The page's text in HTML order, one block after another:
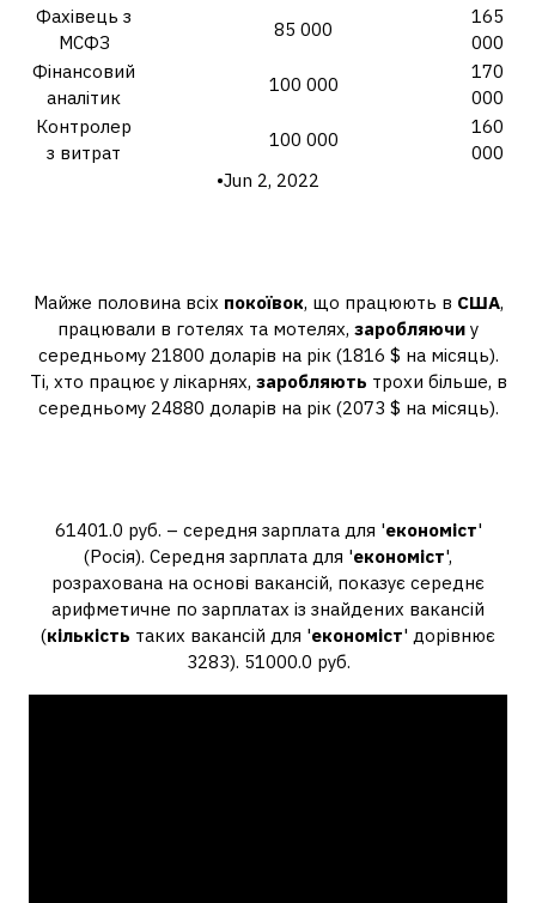
Фахівець з
МСФЗ
85 000
165
000
Фінансовий
аналітик
100 000
170
000
Контролер
з витрат
100 000
160
000
•Jun 2, 2022
Майже половина всіх покоївок, що працюють в США,
працювали в готелях та мотелях, заробляючи у
середньому 21800 доларів на рік (1816 $ на місяць).
Ті, хто працює у лікарнях, заробляють трохи більше, в
середньому 24880 доларів на рік (2073 $ на місяць).
61401.0 руб. – середня зарплата для 'економіст'
(Росія). Середня зарплата для 'економіст',
розрахована на основі вакансій, показує середнє
арифметичне по зарплатах із знайдених вакансій
(кількість таких вакансій для 'економіст' дорівнює
3283). 51000.0 руб.